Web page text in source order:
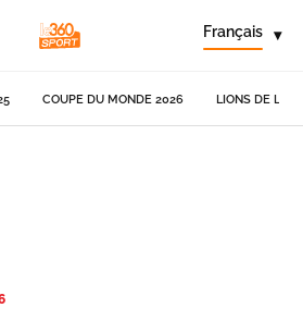
Français ▾
COUPE DU MONDE 2026 LIONS DE